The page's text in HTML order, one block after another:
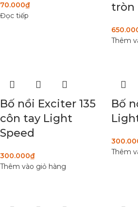
70.000₫
Đọc tiếp
tròn
Thêm
Bố nồi Exciter 135
côn tay Light
Speed
300.000₫
Thêm vào giỏ hàng
Bố
Thêm